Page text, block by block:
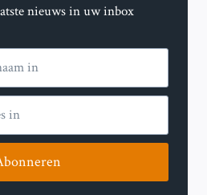
nieuws in uw inbox